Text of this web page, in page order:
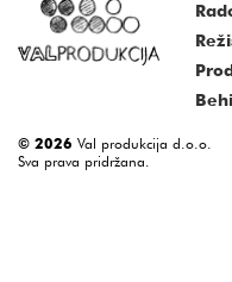
© 2026 Val produkcija d.o.o.
Sva prava pridržana.